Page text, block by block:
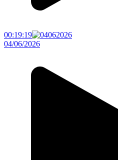
00:19:19
04/06/2026